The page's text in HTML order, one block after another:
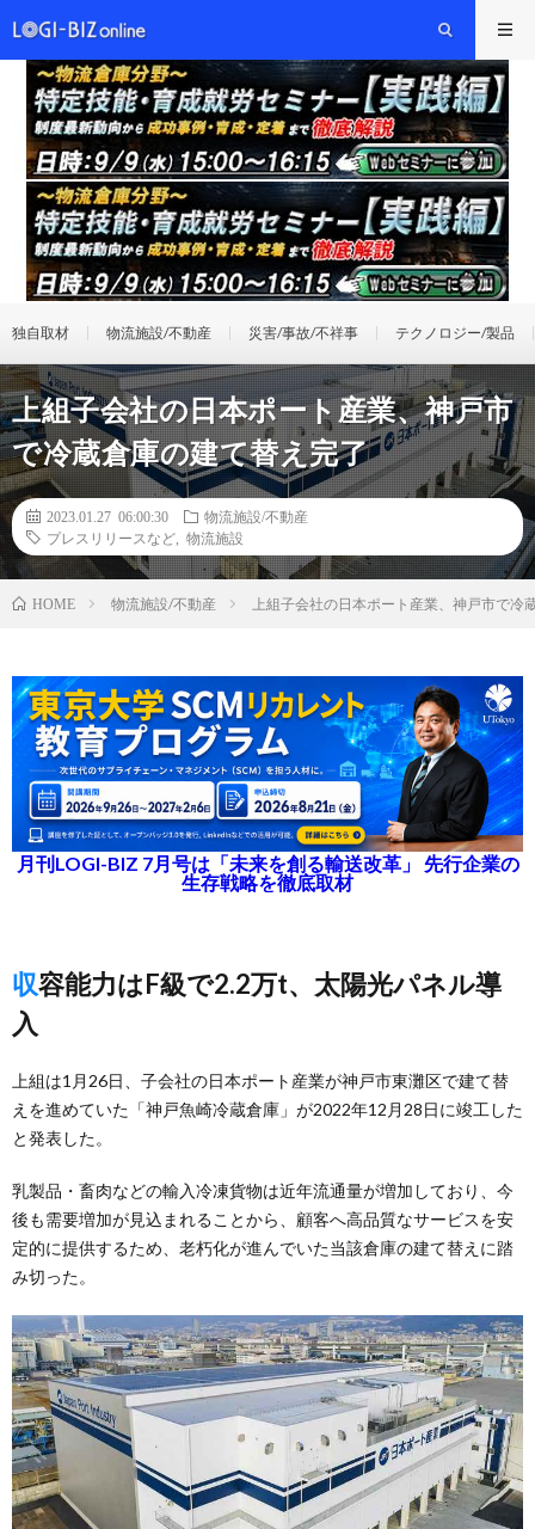
独自取材 物流施設/不動産 災害/事故/不祥事 テクノロジー/製品
上組子会社の日本ポート産業、神戸市
で冷蔵倉庫の建て替え完了
2023.01.27 06:00:30
物流施設/不動産
プレスリリースなど
物流施設
HOME 物流施設/不動産 上組子会社の日本ポート産業、神戸市で冷
月刊LOGI-BIZ 7月号は「未来を創る輸送改革」 先行企業の
生存戦略を徹底取材
収容能力はF級で2.2万t、太陽光パネル導
入
上組は1月26日、子会社の日本ポート産業が神戸市東灘区で建て替
えを進めていた「神戸魚崎冷蔵倉庫」が2022年12月28日に竣工した
と発表した。
乳製品・畜肉などの輸入冷凍貨物は近年流通量が増加しており、今
後も需要増加が見込まれることから、顧客へ高品質なサービスを安
定的に提供するため、老朽化が進んでいた当該倉庫の建て替えに踏
み切った。